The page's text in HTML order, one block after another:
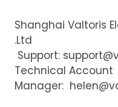
Shanghai Valtoris
Ltd.
Support:
Technical Account
Manager: